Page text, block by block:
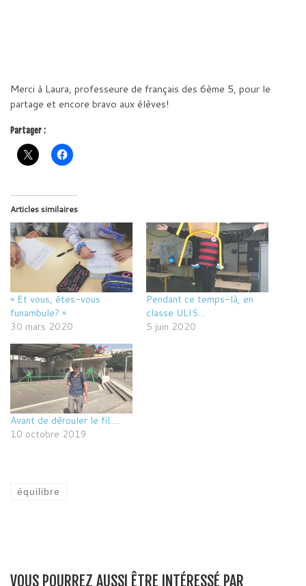
Merci à Laura, professeure de français des 6ème 5, pour le
partage et encore bravo aux élèves!
Partager :
Articles similaires
« Et vous, êtes-vous
funambule? »
30 mars 2020
Pendant ce temps-là, en
classe ULIS…
5 juin 2020
Avant de dérouler le fil….
10 octobre 2019
équilibre
VOUS POURREZ AUSSI ÊTRE INTÉRESSÉ PAR